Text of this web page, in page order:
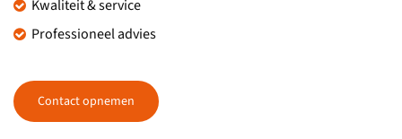
Kwaliteit & service
Professioneel advies
Contact opnemen